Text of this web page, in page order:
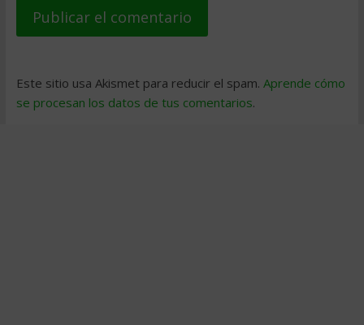
Este sitio usa Akismet para reducir el spam. Aprende cómo
se procesan los datos de tus comentarios.